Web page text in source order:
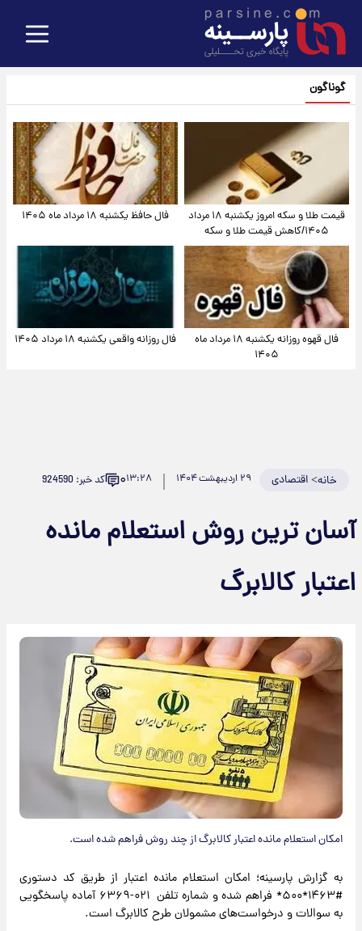
گوناگون
قیمت طلا و سکه امروز یکشنبه ۱۸ مرداد
۱۴۰۵/کاهش قیمت طلا و سکه
فال حافظ یکشنبه ۱۸ مرداد ماه ۱۴۰۵
فال قهوه روزانه یکشنبه ۱۸ مرداد ماه
۱۴۰۵
فال روزانه واقعی یکشنبه ۱۸ مرداد ۱۴۰۵
خانه>اقتصادی ۲۹ اردیبهشت ۱۴۰۴ ۱۳:۲۸۰ کد خبر: 924590
آسان ترین روش استعلام مانده
اعتبار کالابرگ
امکان استعلام مانده اعتبار کالابرگ از چند روش فراهم شده است.
به گزارش پارسینه؛ امکان استعلام مانده اعتبار از طریق کد دستوری
#۱۴۶۳*۵۰۰* فراهم شده و شماره تلفن ۰۲۱-۶۳۶۹ آماده پاسخگویی
به سوالات و درخواست‌های مشمولان طرح کالابرگ است.